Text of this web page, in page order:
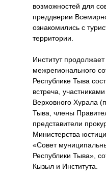
возможностей для
преддверии
ознакомились с
территории.
Институт
межрегионального
Республике Тыва
встреча,
Верховного Хурала
Тыва, члены
представители
Министерства
«Совет
Республики Тыва»,
Кызыл и Института.